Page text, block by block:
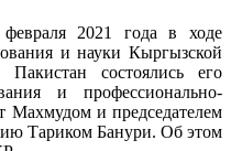
2021 года в ходе
и науки Кыргызской
состоялись его
и профессионально-
Махмудом и председателем
Тариком Банури. Об этом